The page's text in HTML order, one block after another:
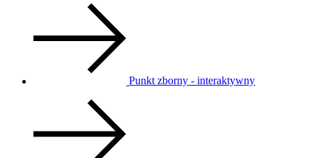
Punkt zborny - interaktywny